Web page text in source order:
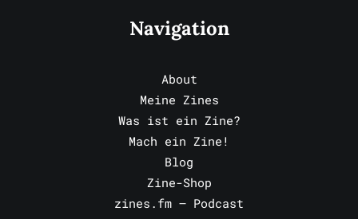
Navigation
About
Meine Zines
Was ist ein Zine?
Mach ein Zine!
Blog
Zine-Shop
zines.fm – Podcast